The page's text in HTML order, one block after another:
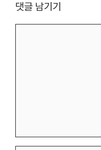
댓글 남기기